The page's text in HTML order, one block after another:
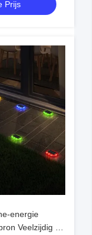
Prijs
energie
Veelzijdig En